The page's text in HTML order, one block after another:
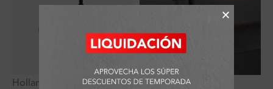
Holland Max Plus
Lavatorio redondo